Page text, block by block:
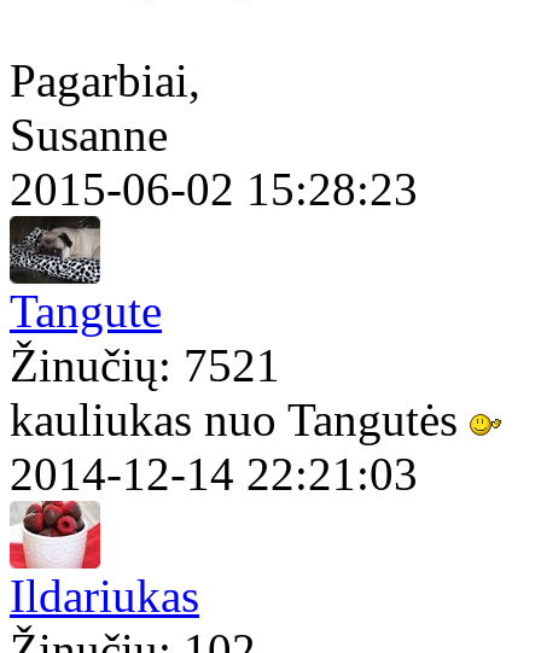
Pagarbiai,
Susanne
2015-06-02 15:28:23
Tangute
Žinučių: 7521
kauliukas nuo Tangutės
2014-12-14 22:21:03
Ildariukas